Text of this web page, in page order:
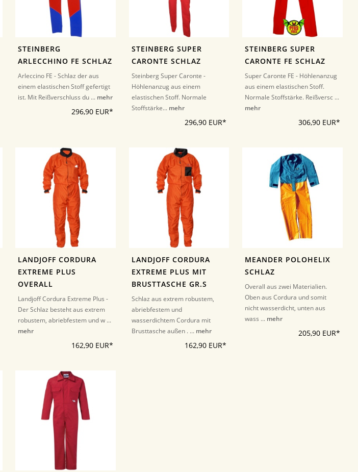
STEINBERG
ARLECCHINO FE SCHLAZ
Arleccino FE - Schlaz der aus
einem elastischen Stoff gefertigt
ist. Mit Reißverschluss du ... mehr
296,90 EUR*
STEINBERG SUPER
CARONTE SCHLAZ
Steinberg Super Caronte -
Höhlenanzug aus einem
elastischen Stoff. Normale
Stoffstärke... mehr
296,90 EUR*
STEINBERG SUPER
CARONTE FE SCHLAZ
Super Caronte FE - Höhlenanzug
aus einem elastischen Stoff.
Normale Stoffstärke. Reißversc ...
mehr
306,90 EUR*
LANDJOFF CORDURA
EXTREME PLUS
OVERALL
Landjoff Cordura Extreme Plus -
Der Schlaz besteht aus extrem
robustem, abriebfestem und w ...
mehr
162,90 EUR*
LANDJOFF CORDURA
EXTREME PLUS MIT
BRUSTTASCHE GR.S
Schlaz aus extrem robustem,
abriebfestem und
wasserdichtem Cordura mit
Brusttasche außen . ... mehr
162,90 EUR*
MEANDER POLOHELIX
SCHLAZ
Overall aus zwei Materialien.
Oben aus Cordura und somit
nicht wasserdicht, unten aus
wass ... mehr
205,90 EUR*